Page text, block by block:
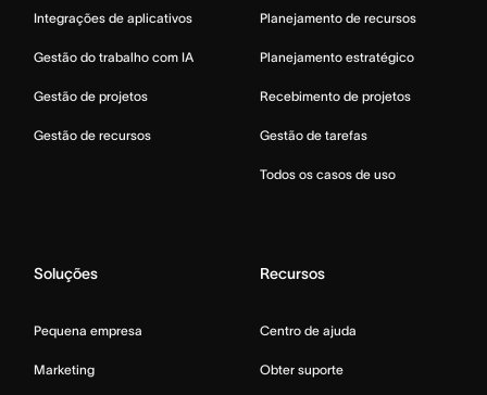
Integrações de aplicativos
Gestão do trabalho com IA
Gestão de projetos
Gestão de recursos
Planejamento de recursos
Planejamento estratégico
Recebimento de projetos
Gestão de tarefas
Todos os casos de uso
Soluções
Pequena empresa
Marketing
Recursos
Centro de ajuda
Obter suporte